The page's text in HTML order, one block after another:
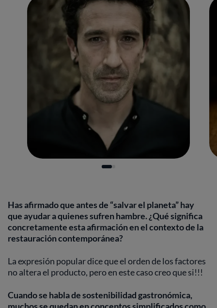
Has afirmado que antes de “salvar el planeta” hay
que ayudar a quienes sufren hambre. ¿Qué significa
concretamente esta afirmación en el contexto de la
restauración contemporánea?
La expresión popular dice que el orden de los factores
no altera el producto, pero en este caso creo que si!!!
Cuando se habla de sostenibilidad gastronómica,
muchos se quedan en conceptos simplificados como